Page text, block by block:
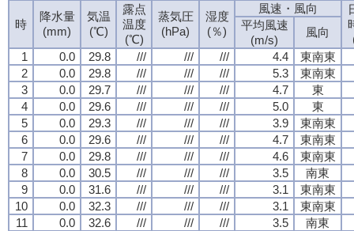
時
降水量
(mm)
気温
(℃)
露点
温度
(℃)
蒸気圧
(hPa)
湿度
(％)
風速・風向
平均風速
(m/s)
風向
1
0.0 29.8 /// /// /// 4.4
東南東
2
0.0 29.8 /// /// /// 5.3
東南東
3
0.0 29.7 /// /// /// 4.7
東
4
0.0 29.6 /// /// /// 5.0
東
5
0.0 29.3 /// /// /// 3.9
東南東
6
0.0 29.6 /// /// /// 4.7
東南東
7
0.0 29.8 /// /// /// 4.6
東南東
8
0.0 30.5 /// /// /// 3.5
南東
9
0.0 31.6 /// /// /// 3.1
東南東
10
0.0 32.3 /// /// /// 3.1
東南東
11
0.0 32.6 /// /// /// 3.5
南東